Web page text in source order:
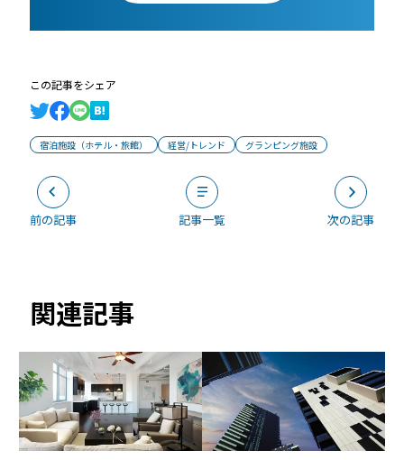
この記事をシェア
宿泊施設（ホテル・旅館） 経営/トレンド グランピング施設
前の記事 記事一覧 次の記事
関連記事